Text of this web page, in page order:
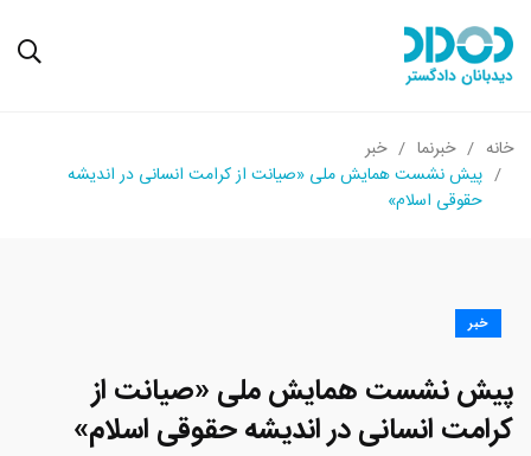
خانه خبرنما
خبر
پیش نشست همایش ملی «صیانت از کرامت انسانی در اندیشه
حقوقی اسلام»
خبر
پیش نشست همایش ملی «صیانت از
کرامت انسانی در اندیشه حقوقی اسلام»